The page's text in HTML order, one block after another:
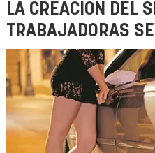
LA CREACIÓN DEL
TRABAJADORAS